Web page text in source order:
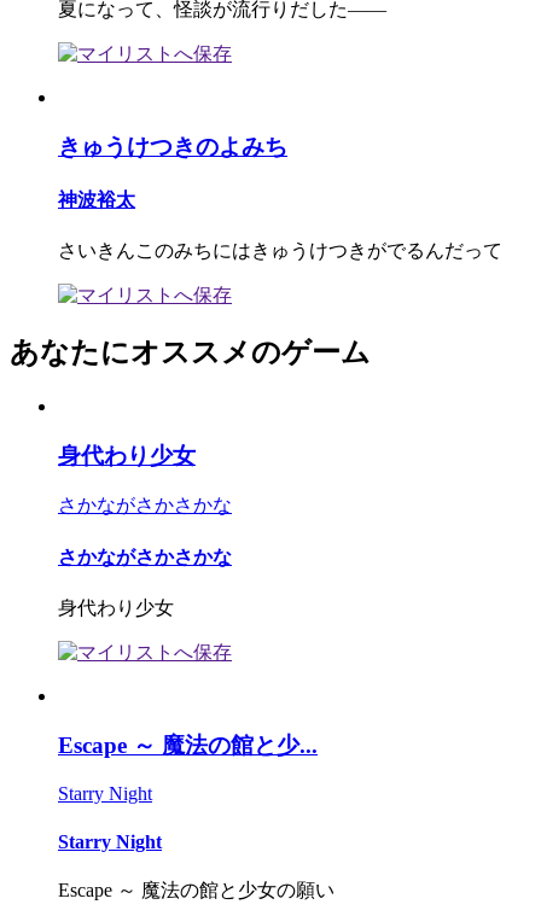
夏になって、怪談が流行りだした――
きゅうけつきのよみち
神波裕太
さいきんこのみちにはきゅうけつきがでるんだって
あなたにオススメのゲーム
身代わり少女
さかながさかさかな
さかながさかさかな
身代わり少女
Escape ～ 魔法の館と少...
Starry Night
Starry Night
Escape ～ 魔法の館と少女の願い